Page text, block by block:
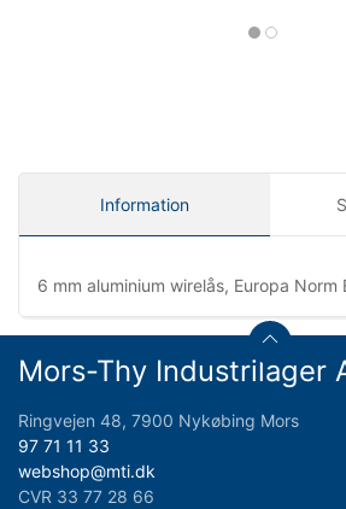
Information
6 mm aluminium wirelås, Europa Norm
Mors-Thy Industrilager
Ringvejen 48, 7900 Nykøbing Mors
97 71 11 33
webshop@mti.dk
CVR 33 77 28 66